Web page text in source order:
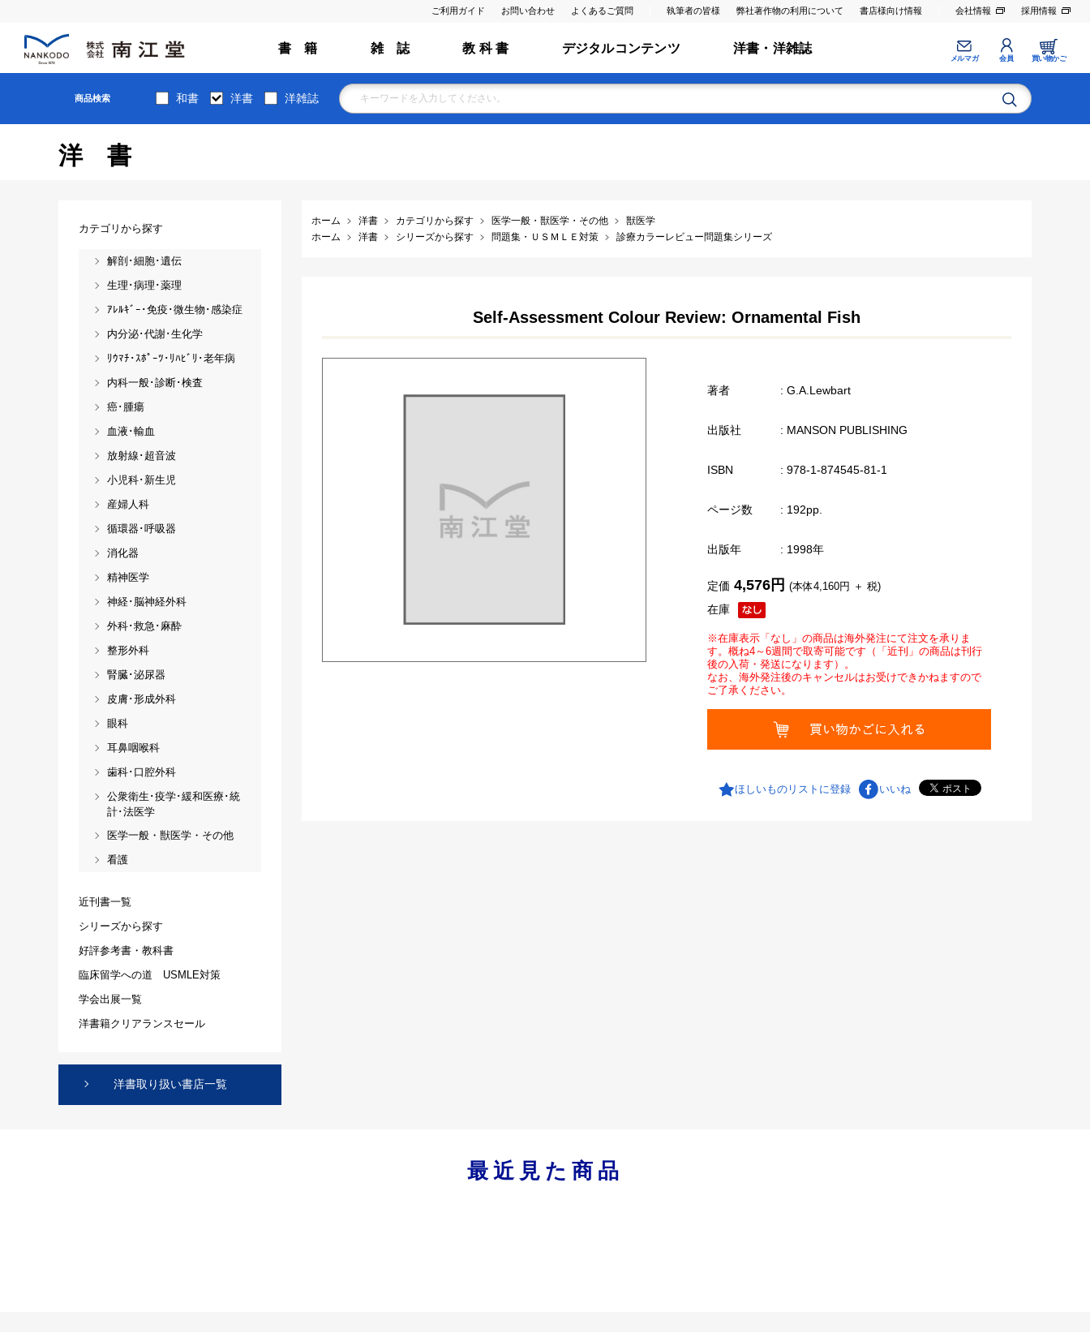
ご利用ガイド お問い合わせ よくあるご質問 執筆者の皆様 弊社著作物の利用について 書店様向け情報 会社情報 採用情報
書 籍 雑 誌 教 科 書 デジタルコンテンツ 洋書・洋雑誌
メルマガ 会員 買い物かご
商品検索 和書 洋書 洋雑誌
洋書
ホーム 洋書 カテゴリから探す 医学一般・獣医学・その他
獣医学
ホーム
洋書 シリーズから探す 問題集・ＵＳＭＬＥ対策 診療カラーレビュー問題集シリーズ
Self-Assessment Colour Review: Ornamental Fish
著者 : G.A.Lewbart
出版社 : MANSON PUBLISHING
ISBN : 978-1-874545-81-1
ページ数 : 192pp.
出版年 : 1998年
在庫
定価 4,576円 (本体4,160円 ＋ 税)
※在庫表示「なし」の商品は海外発注にて注文を承りま
す。概ね4～6週間で取寄可能です（「近刊」の商品は刊行
後の入荷・発送になります）。
なお、海外発注後のキャンセルはお受けできかねますので
ご了承ください。
ほしいものリストに登録 いいね
カテゴリから探す
解剖･細胞･遺伝
生理･病理･薬理
ｱﾚﾙｷﾞｰ･免疫･微生物･感染症
内分泌･代謝･生化学
ﾘｳﾏﾁ･ｽﾎﾟｰﾂ･ﾘﾊﾋﾞﾘ･老年病
内科一般･診断･検査
癌･腫瘍
血液･輸血
放射線･超音波
小児科･新生児
産婦人科
循環器･呼吸器
消化器
精神医学
神経･脳神経外科
外科･救急･麻酔
整形外科
腎臓･泌尿器
皮膚･形成外科
眼科
耳鼻咽喉科
歯科･口腔外科
公衆衛生･疫学･緩和医療･統
計･法医学
医学一般・獣医学・その他
看護
近刊書一覧
シリーズから探す
好評参考書・教科書
臨床留学への道 USMLE対策
学会出展一覧
洋書籍クリアランスセール
洋書取り扱い書店一覧
最近見た商品